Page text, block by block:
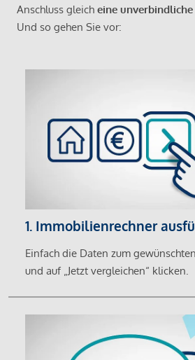
Anschluss gleich eine
Und so gehen Sie vor:
1. Immobilienrechner
Einfach die Daten zum
und auf „Jetzt vergleichen“ klicken.